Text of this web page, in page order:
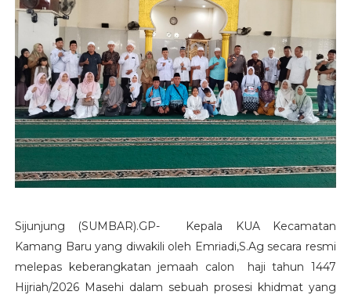
Sijunjung (SUMBAR).GP- Kepala KUA Kecamatan
Kamang Baru yang diwakili oleh Emriadi,S.Ag secara resmi
melepas keberangkatan jemaah calon haji tahun 1447
Hijriah/2026 Masehi dalam sebuah prosesi khidmat yang